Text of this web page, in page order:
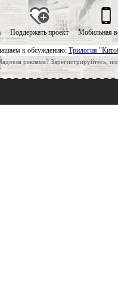
к обсуждению: Трилогия
реклама? Зарегистрируйтесь,
Поддержать проект Мобильная